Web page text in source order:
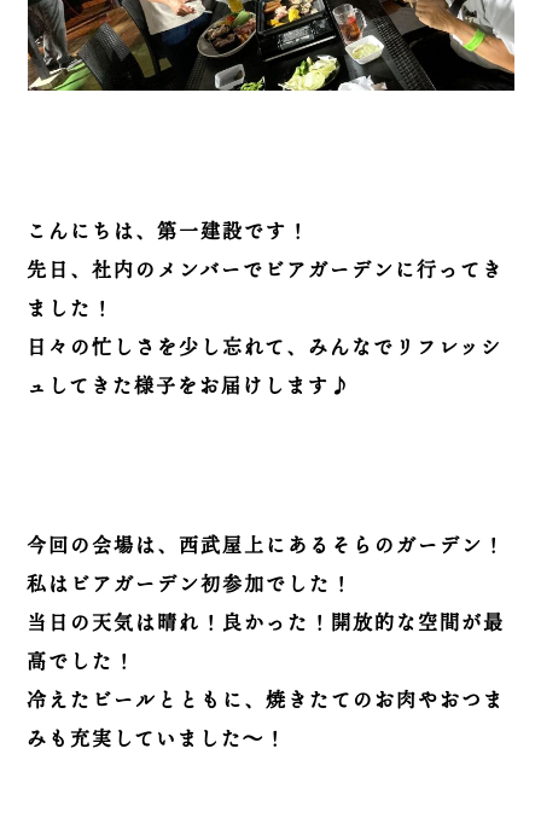
こんにちは、第一建設です！
先日、社内のメンバーでビアガーデンに行ってき
ました！
日々の忙しさを少し忘れて、みんなでリフレッシ
ュしてきた様子をお届けします♪
今回の会場は、西武屋上にあるそらのガーデン！
私はビアガーデン初参加でした！
当日の天気は晴れ！良かった！開放的な空間が最
高でした！
冷えたビールとともに、焼きたてのお肉やおつま
みも充実していました～！